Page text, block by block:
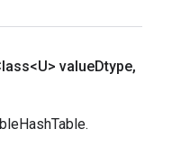
valueDtype,